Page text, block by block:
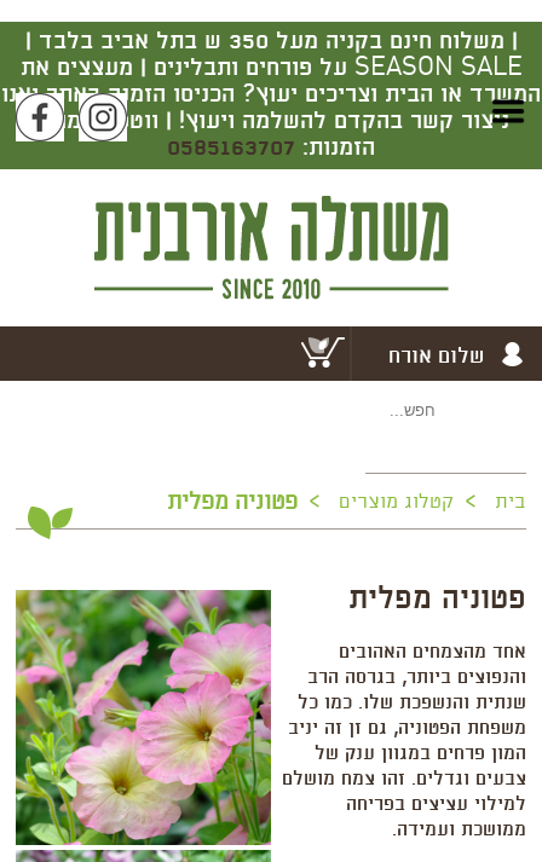
משלוח חינם בקניה מעל 350 ש בתל אביב בלבד |
SEASON SALE על פורחים ותבלינים | מעצצים את
המשרד או הבית וצריכים יעוץ? הכניסו הזמנה באתר ואנו
ניצור קשר בהקדם להשלמה ויעוץ! | ווטסאפ מרכז
הזמנות: 0585163707
שלום אורח
בית > קטלוג מוצרים > פטוניה מפלית
פטוניה מפלית
אחד מהצמחים האהובים
והנפוצים ביותר, בגרסה הרב
שנתית והנשפכת שלו. כמו כל
משפחת הפטוניה, גם זן זה יניב
המון פרחים במגוון ענק של
צבעים וגדלים. זהו צמח מושלם
למילוי עציצים בפריחה
ממושכת ועמידה.